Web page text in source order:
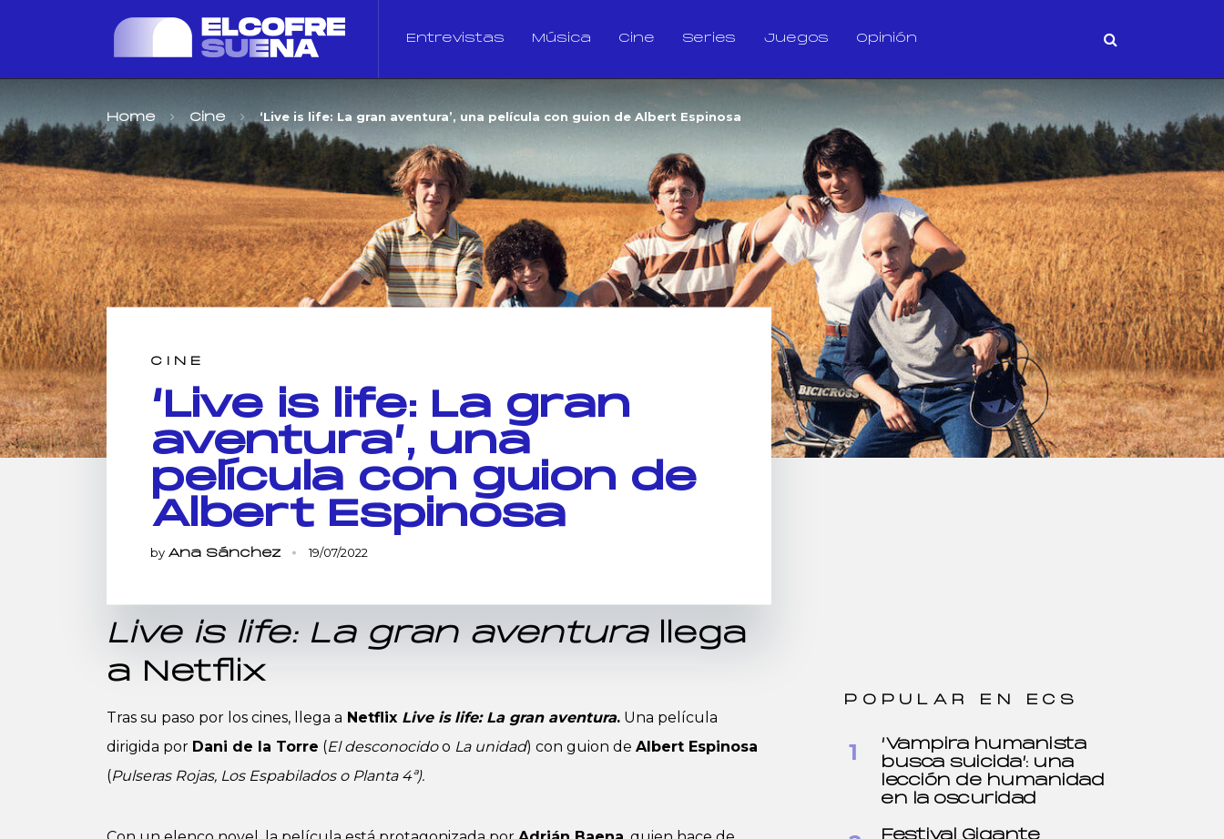
Entrevistas Música Cine Series Juegos Opinión
Home Cine ‘Live is life: La gran aventura’, una película con guion de Albert Espinosa
CINE
‘Live is life: La gran
aventura’, una
película con guion de
Albert Espinosa
by Ana Sánchez 19/07/2022
Live is life: La gran aventurallega
a Netflix
Tras su paso por los cines, llega a Netflix Live is life: La gran aventura. Una película
dirigida por Dani de la Torre (El desconocidoo La unidad) con guion de Albert Espinosa
(Pulseras Rojas, Los Espabilados o Planta 4ª).
POPULAR EN ECS
‘Vampira humanista
busca suicida’: una
lección de humanidad
en la oscuridad